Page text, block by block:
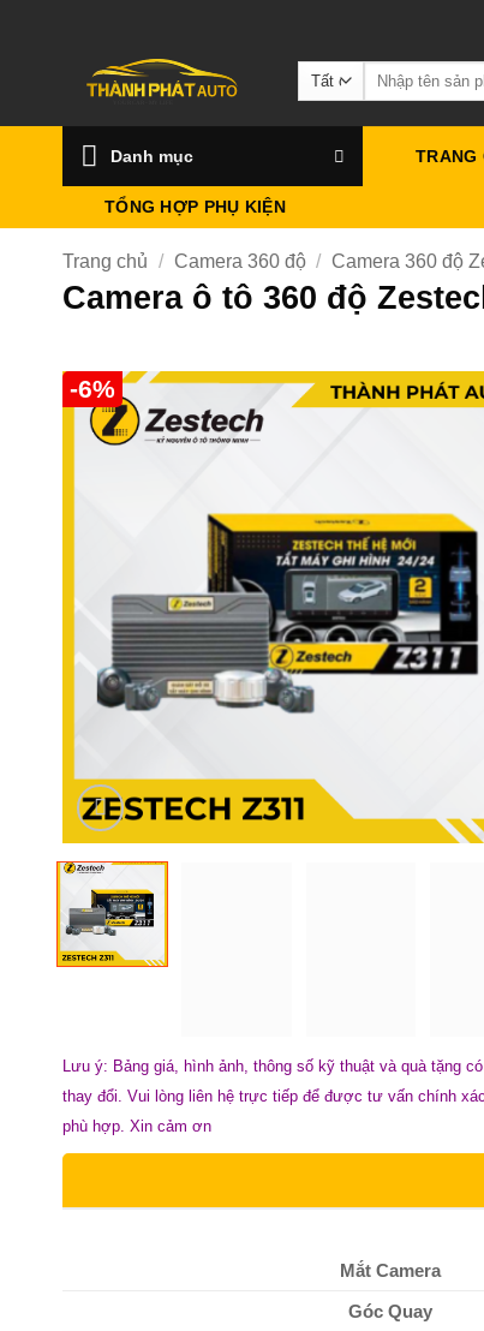
Tìm
kiếm:
Danh mục TRANG
TỔNG HỢP PHỤ KIỆN
Trang chủ / Camera 360 độ / Camera 360 độ
Camera ô tô 360 độ
-6%
Lưu ý: Bảng giá, hình ảnh, thông số kỹ thuật và quà tặng
thay đổi. Vui lòng liên hệ trực tiếp để được tư vấn chính
phù hợp. Xin cảm ơn
Mắt Camera
Góc Quay